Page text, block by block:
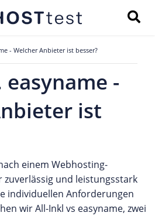
- Welcher Anbieter ist besser?
-
ist
einem Webhosting-
und leistungsstark
individuellen Anforderungen
wir All-Inkl vs easyname, zwei